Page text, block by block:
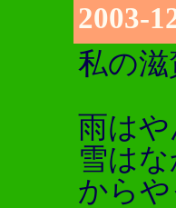
2003-
私の
雨は
雪は
からや